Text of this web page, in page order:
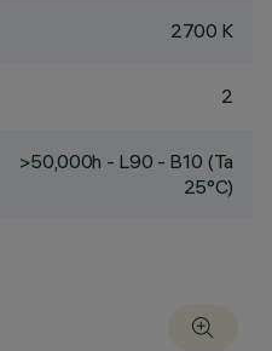
2700 K
2
>50,000h - L90 - B10 (Ta
25°C)